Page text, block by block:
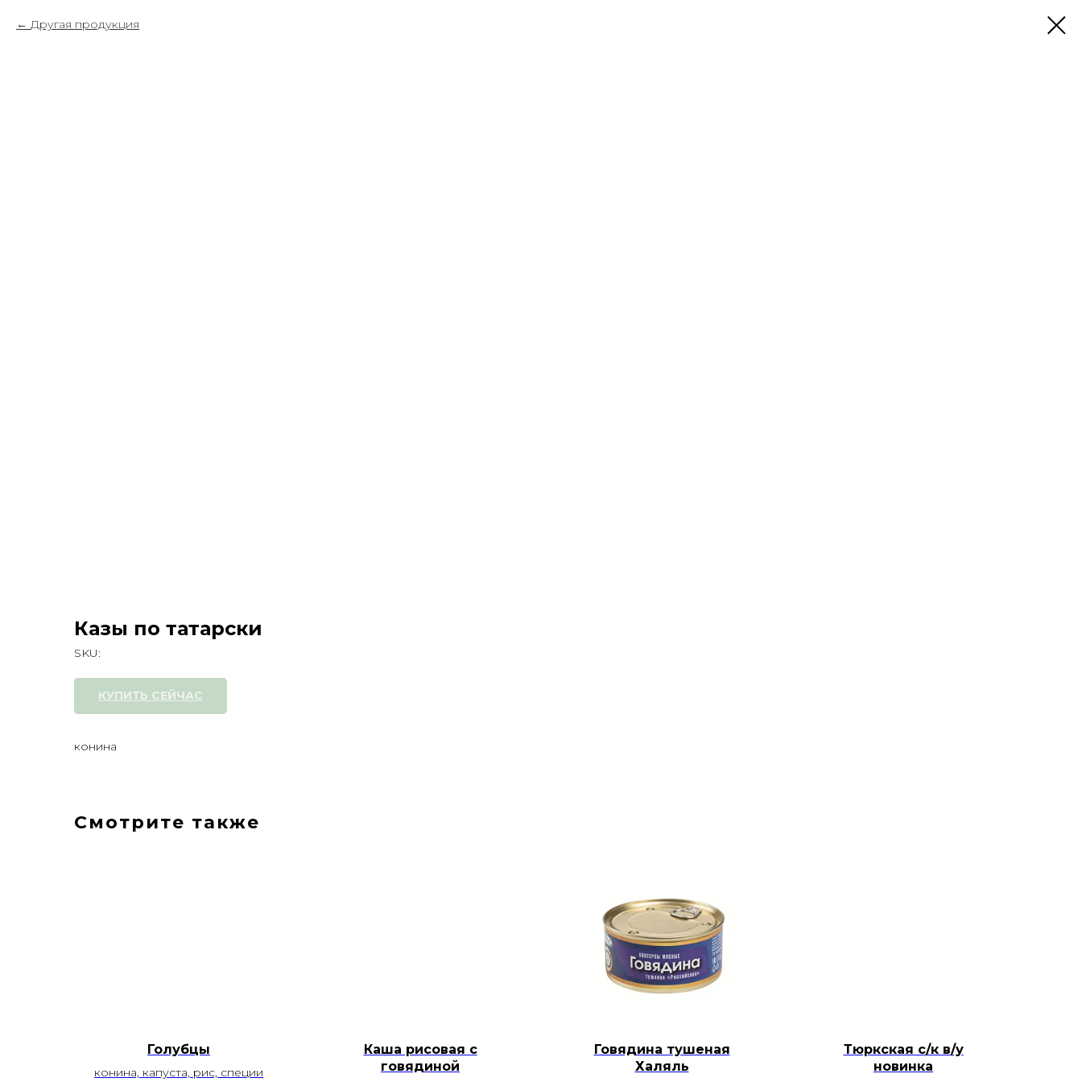
Другая продукция
Казы по татарски
SKU:
КУПИТЬ СЕЙЧАС
конина
Смотрите также
Голубцы
конина, капуста, рис, специи
Каша рисовая с
говядиной
Говядина тушеная
Халяль
Тюркская с/к в/у
новинка